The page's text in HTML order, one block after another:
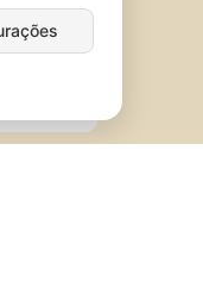
9h às 19h
às 15h.